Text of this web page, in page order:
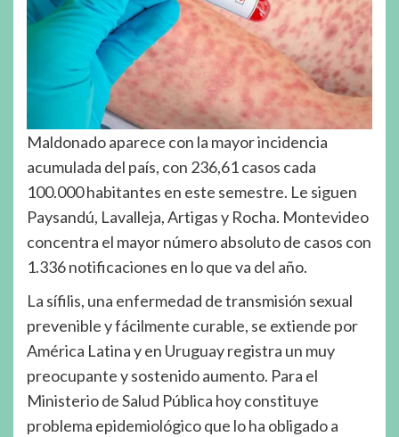
Maldonado aparece con la mayor incidencia
acumulada del país, con 236,61 casos cada
100.000 habitantes en este semestre. Le siguen
Paysandú, Lavalleja, Artigas y Rocha. Montevideo
concentra el mayor número absoluto de casos con
1.336 notificaciones en lo que va del año.
La sífilis, una enfermedad de transmisión sexual
prevenible y fácilmente curable, se extiende por
América Latina y en Uruguay registra un muy
preocupante y sostenido aumento. Para el
Ministerio de Salud Pública hoy constituye
problema epidemiológico que lo ha obligado a